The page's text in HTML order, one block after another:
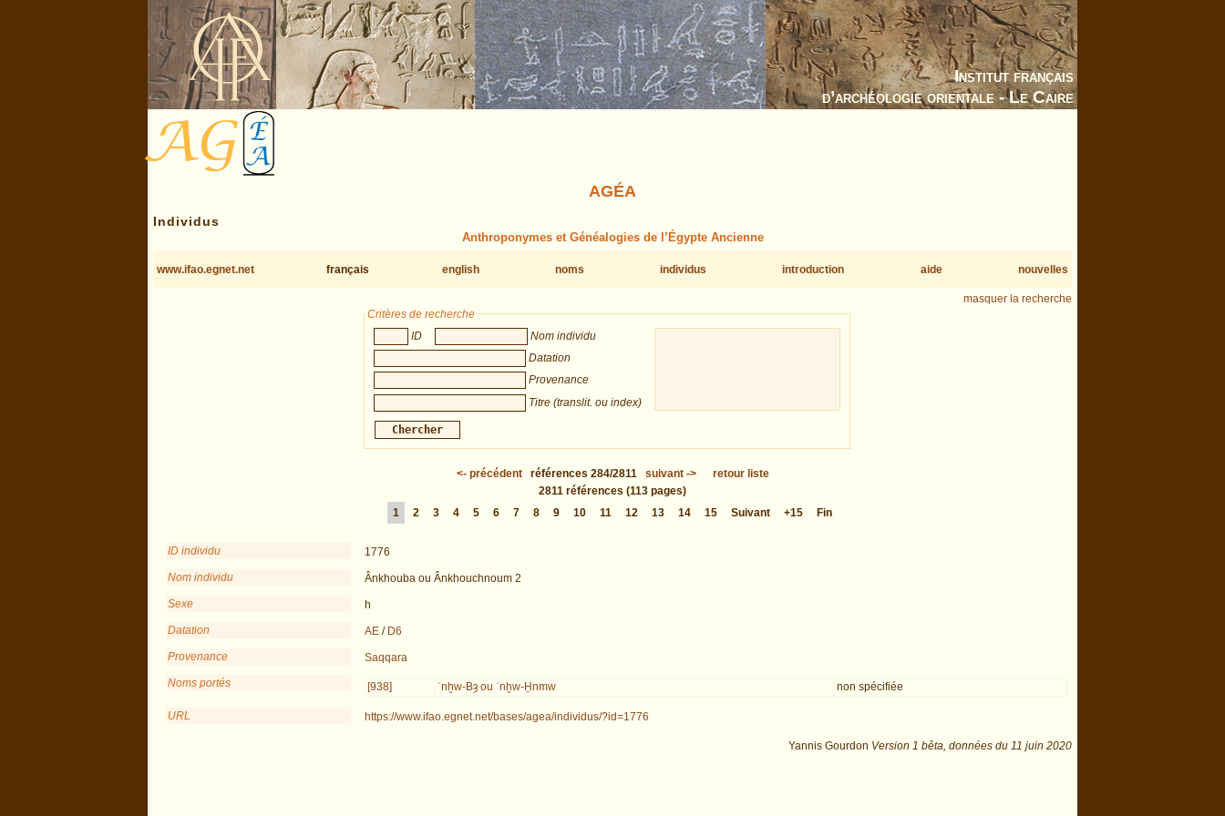
Institut français
d’archéologie orientale - Le Caire
AGÉA
Individus
Anthroponymes et Généalogies de l’Égypte Ancienne
www.ifao.egnet.net français english noms individus introduction aide nouvelles
masquer la recherche
Critères de recherche
ID
Nom individu
Datation
Provenance
Titre (translit. ou index)
<- précédent références 284/2811 suivant->
retour liste
2811 références (113 pages)
1
2 3 4 5 6 7 8 9 10 11 12 13 14 15 Suivant +15 Fin
ID individu
1776
Nom individu
Ânkhouba ou Ânkhouchnoum 2
Sexe
h
Datation
AE/ D6
Provenance
Saqqara
Noms portés
[938] ʿnḫw-Bȝ ou ʿnḫw-H̱nmw non spécifiée
URL https://www.ifao.egnet.net/bases/agea/individus/?id=1776
Yannis Gourdon Version 1 bêta,données du 11 juin 2020